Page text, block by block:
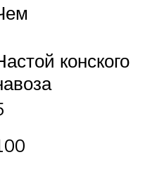
конского